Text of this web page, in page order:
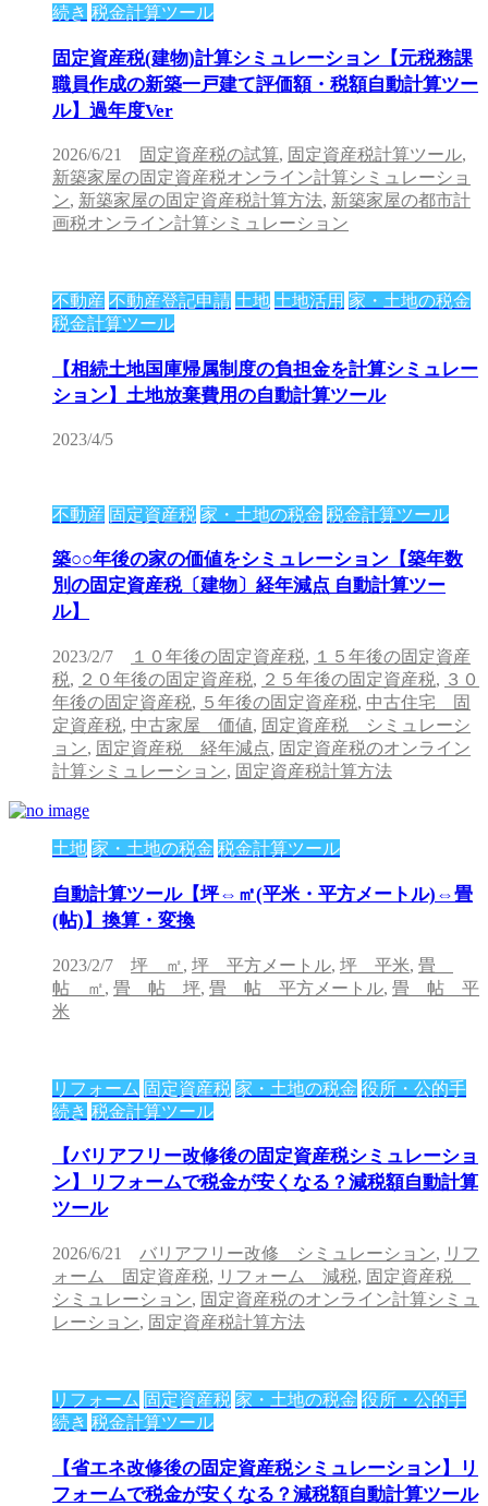
続き 税金計算ツール
固定資産税(建物)計算シミュレーション【元税務課
職員作成の新築一戸建て評価額・税額自動計算ツー
ル】過年度Ver
2026/6/21 固定資産税の試算, 固定資産税計算ツール,
新築家屋の固定資産税オンライン計算シミュレーショ
ン, 新築家屋の固定資産税計算方法, 新築家屋の都市計
画税オンライン計算シミュレーション
不動産 不動産登記申請 土地 土地活用 家・土地の税金
税金計算ツール
【相続土地国庫帰属制度の負担金を計算シミュレー
ション】土地放棄費用の自動計算ツール
2023/4/5
不動産 固定資産税 家・土地の税金 税金計算ツール
築○○年後の家の価値をシミュレーション【築年数
別の固定資産税〔建物〕経年減点 自動計算ツー
ル】
2023/2/7 １０年後の固定資産税, １５年後の固定資産
税, ２０年後の固定資産税, ２５年後の固定資産税, ３０
年後の固定資産税, ５年後の固定資産税, 中古住宅 固
定資産税, 中古家屋 価値, 固定資産税 シミュレーシ
ョン, 固定資産税 経年減点, 固定資産税のオンライン
計算シミュレーション, 固定資産税計算方法
土地 家・土地の税金 税金計算ツール
自動計算ツール【坪⇔㎡(平米・平方メートル)⇔畳
(帖)】換算・変換
2023/2/7 坪 ㎡, 坪 平方メートル, 坪 平米, 畳
帖 ㎡, 畳 帖 坪, 畳 帖 平方メートル, 畳 帖 平
米
リフォーム 固定資産税 家・土地の税金 役所・公的手
続き 税金計算ツール
【バリアフリー改修後の固定資産税シミュレーショ
ン】リフォームで税金が安くなる？減税額自動計算
ツール
2026/6/21 バリアフリー改修 シミュレーション, リフ
ォーム 固定資産税, リフォーム 減税, 固定資産税
シミュレーション, 固定資産税のオンライン計算シミュ
レーション, 固定資産税計算方法
リフォーム 固定資産税 家・土地の税金 役所・公的手
続き 税金計算ツール
【省エネ改修後の固定資産税シミュレーション】リ
フォームで税金が安くなる？減税額自動計算ツール